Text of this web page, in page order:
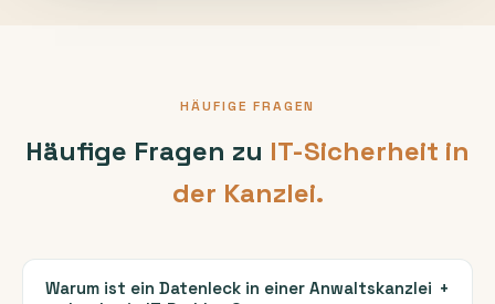
HÄUFIGE FRAGEN
Häufige Fragen zu IT-Sicherheit in
der Kanzlei.
Warum ist ein Datenleck in einer Anwaltskanzlei +